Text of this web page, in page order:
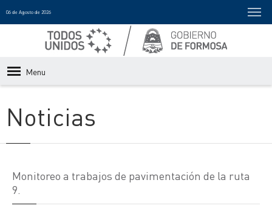
06 de Agosto de 2026
Menu
Noticias
Monitoreo a trabajos de pavimentación de la ruta
9.